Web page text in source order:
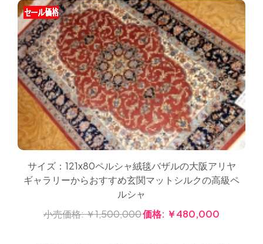
サイズ：121x80ペルシャ絨毯バザルの大阪アリヤ
ギャラリーからおすすめ玄関マットシルクの高級ペ
ルシャ
小売価格:￥1,500,000価格: ￥480,000